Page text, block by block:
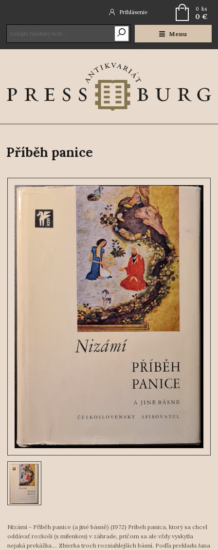
Menu
Prihlásenie 0 ks
0 €
Příběh panice
Nizámí - Příběh panice (a jiné básně) (1972) Príbeh panica, ktorý sa chcel
oddávať rozkoši (s milenkou) v záhrade, pričom sa ale vždy vyskytla
nejaká prekážka.... Zbierka troch rozsiahlejších básní. Podľa prekladu Jana